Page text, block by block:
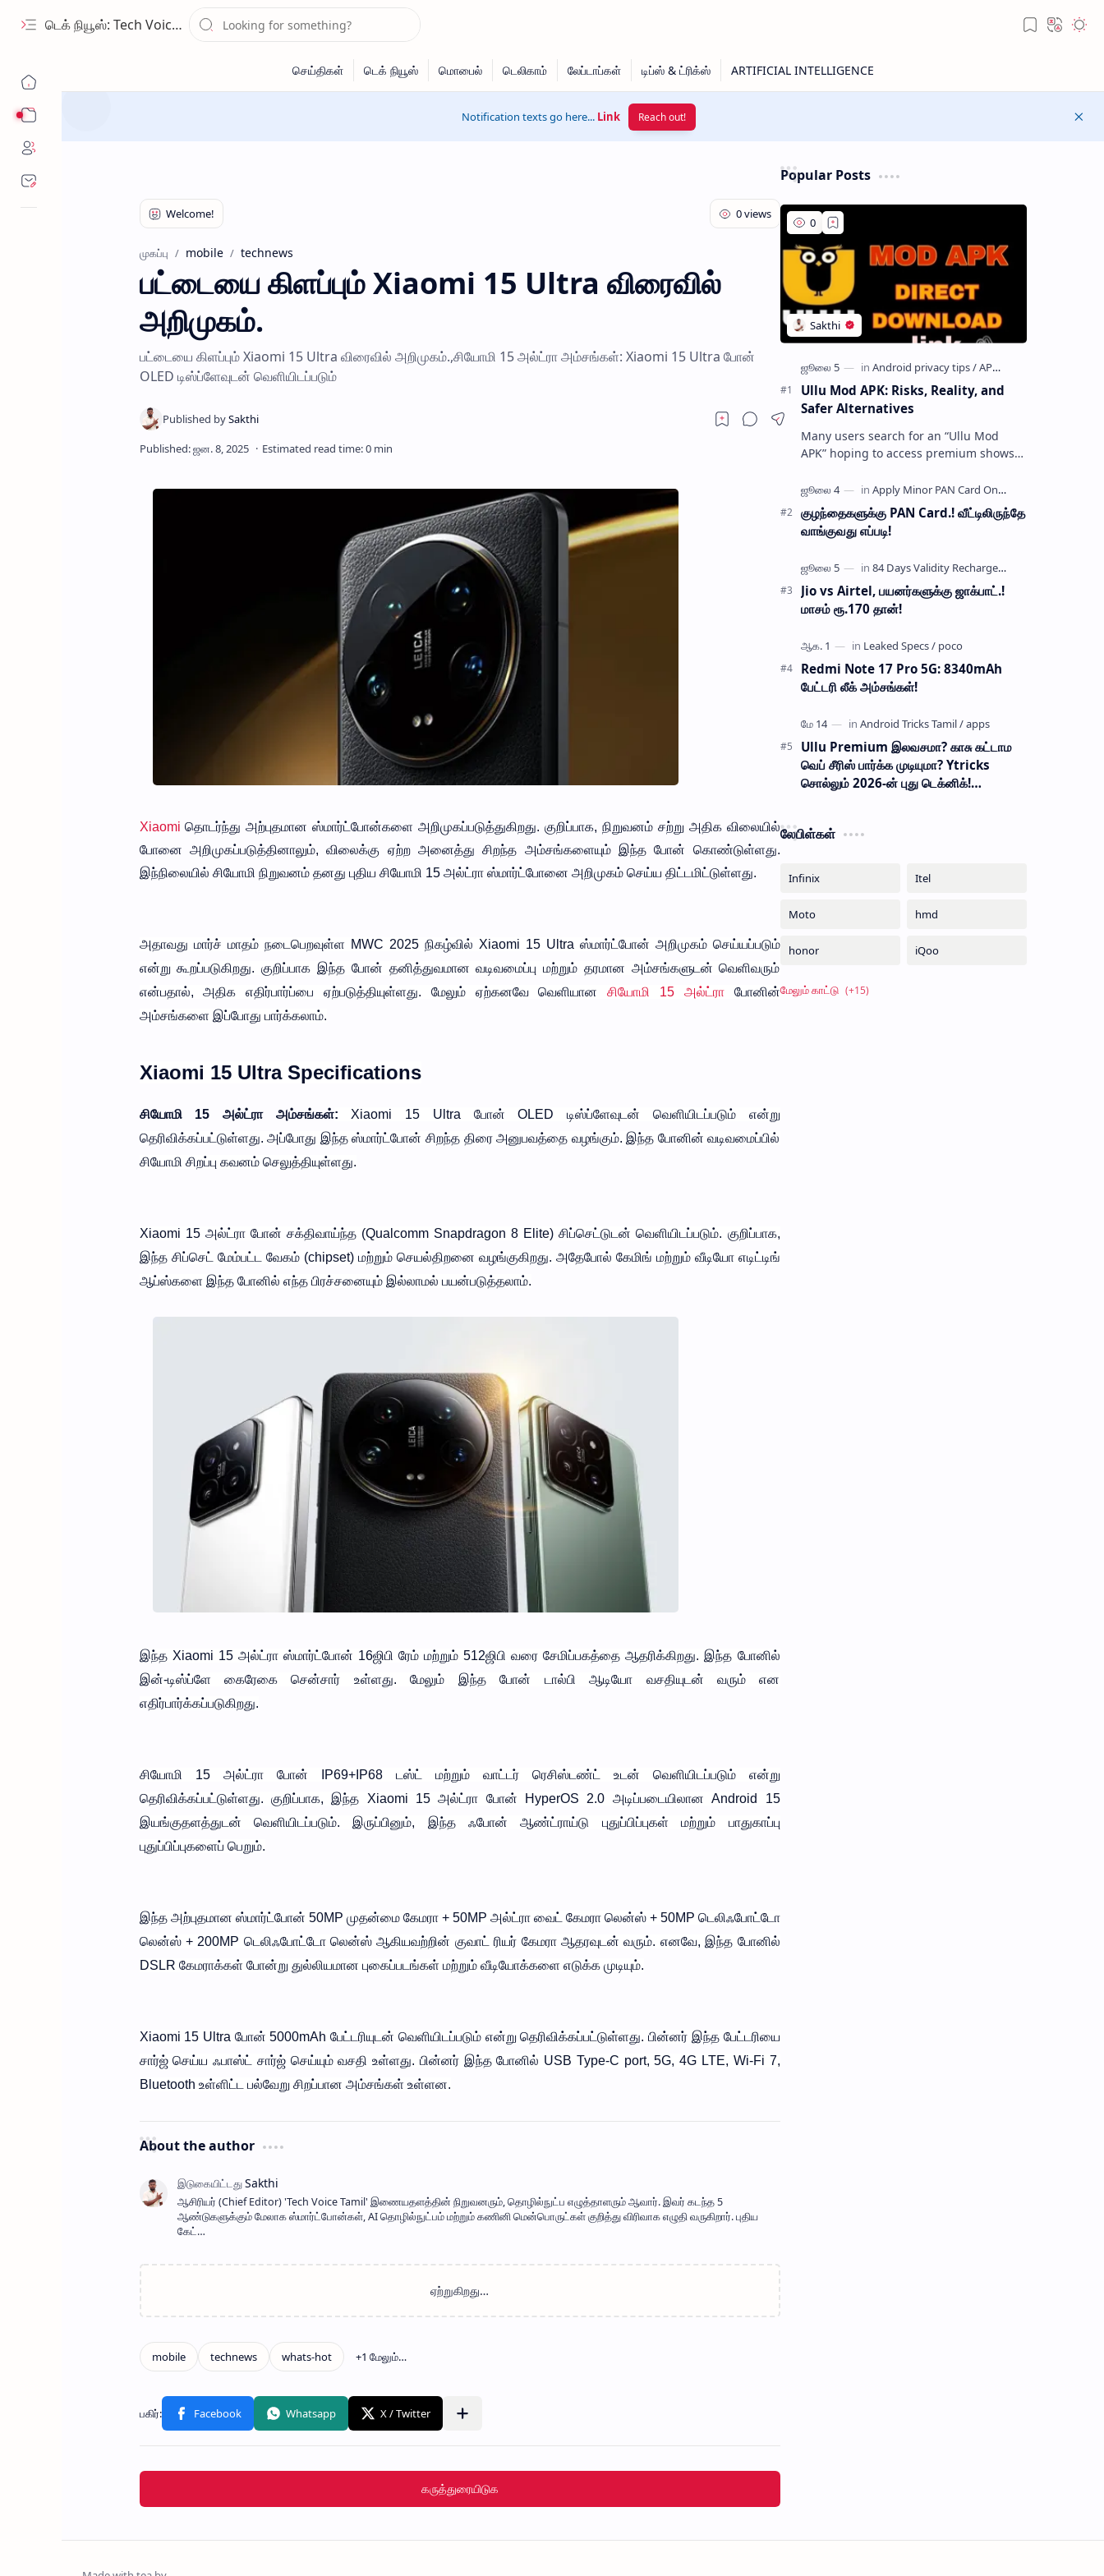
டெக் நியூஸ்: Tech Voice Tamil - தமிழ் டெக் & 2026 AI செய்திகள்.
Notification texts go here... Link Reach out!
முகப்பு mobile technews
பட்டையை கிளப்பும் Xiaomi 15 Ultra விரைவில்
அறிமுகம்.
பட்டையை கிளப்பும் Xiaomi 15 Ultra விரைவில் அறிமுகம்.,சியோமி 15 அல்ட்ரா அம்சங்கள்: Xiaomi 15 Ultra போன்
OLED டிஸ்ப்ளேவுடன் வெளியிடப்படும்
Xiaomi தொடர்ந்து அற்புதமான ஸ்மார்ட்போன்களை அறிமுகப்படுத்துகிறது. குறிப்பாக, நிறுவனம் சற்று அதிக விலையில்
போனை அறிமுகப்படுத்தினாலும், விலைக்கு ஏற்ற அனைத்து சிறந்த அம்சங்களையும் இந்த போன் கொண்டுள்ளது.
இந்நிலையில் சியோமி நிறுவனம் தனது புதிய சியோமி 15 அல்ட்ரா ஸ்மார்ட்போனை அறிமுகம் செய்ய திட்டமிட்டுள்ளது.
அதாவது மார்ச் மாதம் நடைபெறவுள்ள MWC 2025 நிகழ்வில் Xiaomi 15 Ultra ஸ்மார்ட்போன் அறிமுகம் செய்யப்படும்
என்று கூறப்படுகிறது. குறிப்பாக இந்த போன் தனித்துவமான வடிவமைப்பு மற்றும் தரமான அம்சங்களுடன் வெளிவரும்
என்பதால், அதிக எதிர்பார்ப்பை ஏற்படுத்தியுள்ளது. மேலும் ஏற்கனவே வெளியானசியோமி 15 அல்ட்ரா போனின்
அம்சங்களை இப்போது பார்க்கலாம்.
Xiaomi 15 Ultra Specifications
சியோமி 15 அல்ட்ரா அம்சங்கள்: Xiaomi 15 Ultra போன் OLED டிஸ்ப்ளேவுடன் வெளியிடப்படும் என்று
தெரிவிக்கப்பட்டுள்ளது. அப்போது இந்த ஸ்மார்ட்போன் சிறந்த திரை அனுபவத்தை வழங்கும். இந்த போனின் வடிவமைப்பில்
சியோமி சிறப்பு கவனம் செலுத்தியுள்ளது.
Xiaomi 15 அல்ட்ரா போன் சக்திவாய்ந்த (Qualcomm Snapdragon 8 Elite) சிப்செட்டுடன் வெளியிடப்படும். குறிப்பாக,
இந்த சிப்செட் மேம்பட்ட வேகம் (chipset) மற்றும் செயல்திறனை வழங்குகிறது. அதேபோல் கேமிங் மற்றும் வீடியோ எடிட்டிங்
ஆப்ஸ்களை இந்த போனில் எந்த பிரச்சனையும் இல்லாமல் பயன்படுத்தலாம்.
இந்த Xiaomi 15 அல்ட்ரா ஸ்மார்ட்போன் 16ஜிபி ரேம் மற்றும் 512ஜிபி வரை சேமிப்பகத்தை ஆதரிக்கிறது. இந்த போனில்
இன்-டிஸ்ப்ளே கைரேகை சென்சார் உள்ளது. மேலும் இந்த போன் டால்பி ஆடியோ வசதியுடன் வரும் என
எதிர்பார்க்கப்படுகிறது.
சியோமி 15 அல்ட்ரா போன் IP69+IP68 டஸ்ட் மற்றும் வாட்டர் ரெசிஸ்டண்ட் உடன் வெளியிடப்படும் என்று
தெரிவிக்கப்பட்டுள்ளது. குறிப்பாக, இந்த Xiaomi 15 அல்ட்ரா போன் HyperOS 2.0 அடிப்படையிலான Android 15
இயங்குதளத்துடன் வெளியிடப்படும். இருப்பினும், இந்த ஃபோன் ஆண்ட்ராய்டு புதுப்பிப்புகள் மற்றும் பாதுகாப்பு
புதுப்பிப்புகளைப் பெறும்.
இந்த அற்புதமான ஸ்மார்ட்போன் 50MP முதன்மை கேமரா + 50MP அல்ட்ரா வைட் கேமரா லென்ஸ் + 50MP டெலிஃபோட்டோ
லென்ஸ் + 200MP டெலிஃபோட்டோ லென்ஸ் ஆகியவற்றின் குவாட் ரியர் கேமரா ஆதரவுடன் வரும். எனவே, இந்த போனில்
DSLR கேமராக்கள் போன்று துல்லியமான புகைப்படங்கள் மற்றும் வீடியோக்களை எடுக்க முடியும்.
Xiaomi 15 Ultra போன் 5000mAh பேட்டரியுடன் வெளியிடப்படும் என்று தெரிவிக்கப்பட்டுள்ளது. பின்னர் இந்த பேட்டரியை
சார்ஜ் செய்ய ஃபாஸ்ட் சார்ஜ் செய்யும் வசதி உள்ளது. பின்னர் இந்த போனில் USB Type-C port, 5G, 4G LTE, Wi-Fi 7,
Bluetooth உள்ளிட்ட பல்வேறு சிறப்பான அம்சங்கள் உள்ளன.
About the author
ஆசிரியர் (Chief Editor) ​'Tech Voice Tamil' இணையதளத்தின் நிறுவனரும், தொழில்நுட்ப எழுத்தாளரும் ஆவார். இவர் கடந்த 5
ஆண்டுகளுக்கும் மேலாக ஸ்மார்ட்போன்கள், AI தொழில்நுட்பம் மற்றும் கணினி மென்பொருட்கள் குறித்து விரிவாக எழுதி வருகிறார். புதிய
கேட்…
கருத்துரையிடுக
Popular Posts
Ullu Mod APK: Risks, Reality, and
Safer Alternatives
Many users search for an “Ullu Mod
APK” hoping to access premium shows
modified application files are often …
குழந்தைகளுக்கு PAN Card.! வீட்டிலிருந்தே
வாங்குவது எப்படி!
Jio vs Airtel, பயனர்களுக்கு ஜாக்பாட்.!
மாசம் ரூ.170 தான்!
Redmi Note 17 Pro 5G: 8340mAh
பேட்டரி லீக் அம்சங்கள்!
Ullu Premium இலவசமா? காசு கட்டாம
வெப் சீரிஸ் பார்க்க முடியுமா? Ytricks
சொல்லும் 2026-ன் புது டெக்னிக்!
லேபிள்கள்